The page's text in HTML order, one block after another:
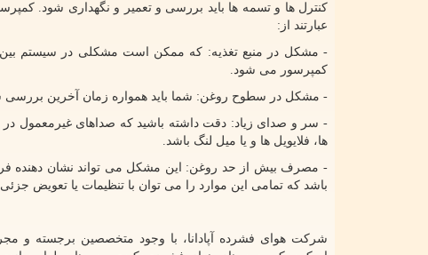
کنترل ها و تسمه ها باید بررسی و تعمیر و نگهداری شود.
عبارتند از:
- مشکل در منبع تغذیه: که ممکن است مشکلی در سیستم بین
کمپرسور می شود.
- مشکل در سطوح روغن: شما باید همواره زمان آخرین بررسی
- سر و صدای زیاد: دقت داشته باشید که صداهای غیرمعمول در
ها، فلایویل ها و یا میل لنگ باشد.
- مصرف بیش از حد روغن: این مشکل می تواند نشان دهنده
باشد که تمامی این موارد را می توان با تنظیمات یا تعویض
شرکت هوای فشرده آپادانا، با وجود متخصصین برجسته و